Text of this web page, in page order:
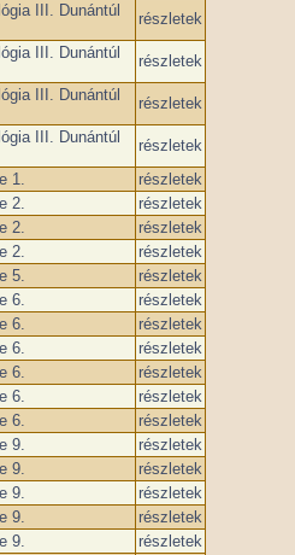
III. Dunántúl
részletek
III. Dunántúl
részletek
III. Dunántúl
részletek
III. Dunántúl
részletek
1.
részletek
2.
részletek
2.
részletek
2.
részletek
5.
részletek
6.
részletek
6.
részletek
6.
részletek
6.
részletek
6.
részletek
6.
részletek
9.
részletek
9.
részletek
9.
részletek
9.
részletek
9.
részletek